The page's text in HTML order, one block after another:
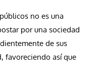
no es una
por una sociedad
de sus
favoreciendo así que